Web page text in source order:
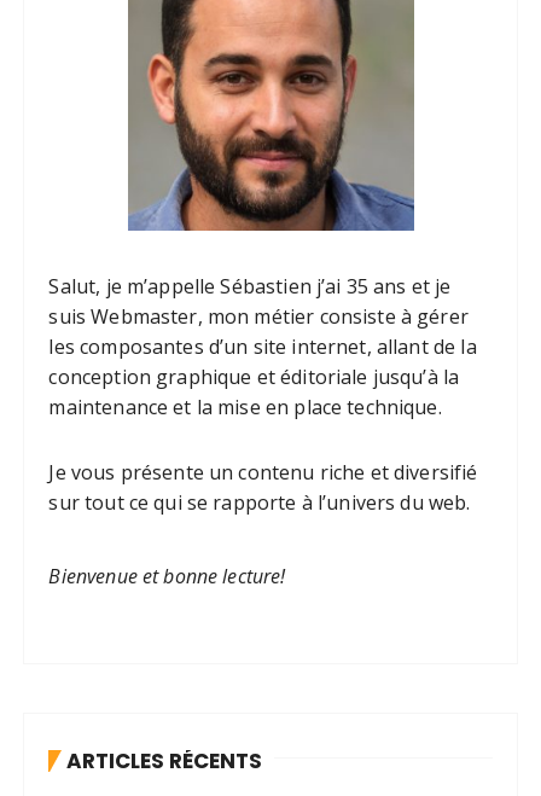
Salut, je m’appelle Sébastien j’ai 35 ans et je
suis Webmaster, mon métier consiste à gérer
les composantes d’un site internet, allant de la
conception graphique et éditoriale jusqu’à la
maintenance et la mise en place technique.
Je vous présente un contenu riche et diversifié
sur tout ce qui se rapporte à l’univers du web.
Bienvenue et bonne lecture!
ARTICLES RÉCENTS